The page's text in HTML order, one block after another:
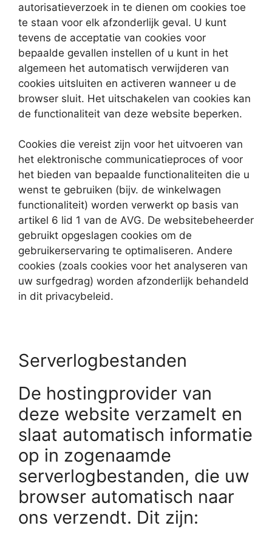
autorisatieverzoek in te dienen om cookies toe
te staan ​​voor elk afzonderlijk geval. U kunt
tevens de acceptatie van cookies voor
bepaalde gevallen instellen of u kunt in het
algemeen het automatisch verwijderen van
cookies uitsluiten en activeren wanneer u de
browser sluit. Het uitschakelen van cookies kan
de functionaliteit van deze website beperken.
Cookies die vereist zijn voor het uitvoeren van
het elektronische communicatieproces of voor
het bieden van bepaalde functionaliteiten die u
wenst te gebruiken (bijv. de winkelwagen
functionaliteit) worden verwerkt op basis van
artikel 6 lid 1 van de AVG. De websitebeheerder
gebruikt opgeslagen cookies om de
gebruikerservaring te optimaliseren. Andere
cookies (zoals cookies voor het analyseren van
uw surfgedrag) worden afzonderlijk behandeld
in dit privacybeleid.
Serverlogbestanden
De hostingprovider van
deze website verzamelt en
slaat automatisch informatie
op in zogenaamde
serverlogbestanden, die uw
browser automatisch naar
ons verzendt. Dit zijn: